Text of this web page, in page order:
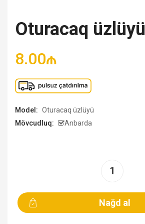
Oturacaq üzlüyü
8.00₼
Model: Oturacaq üzlüyü
Mövcudluq:
Anbarda